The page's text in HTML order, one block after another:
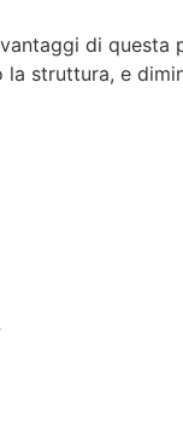
di questa
struttura, e